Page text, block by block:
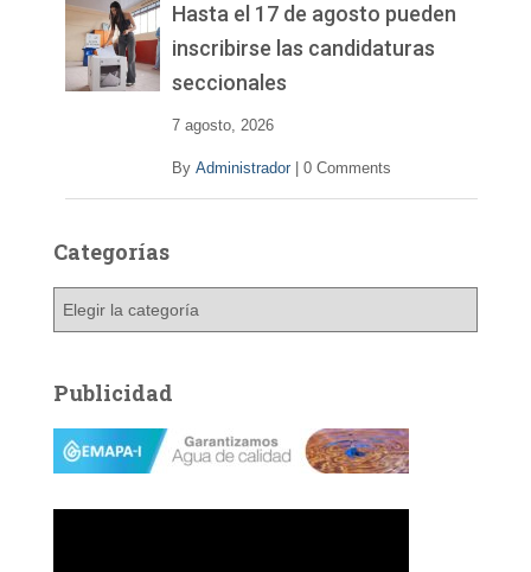
Hasta el 17 de agosto pueden
inscribirse las candidaturas
seccionales
7 agosto, 2026
By Administrador 0 Comments
Categorías
g
o
a
Publicidad